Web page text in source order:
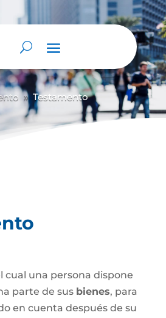
9 Testamento
cual una persona dispone
parte de sus bienes, para
en cuenta después de su